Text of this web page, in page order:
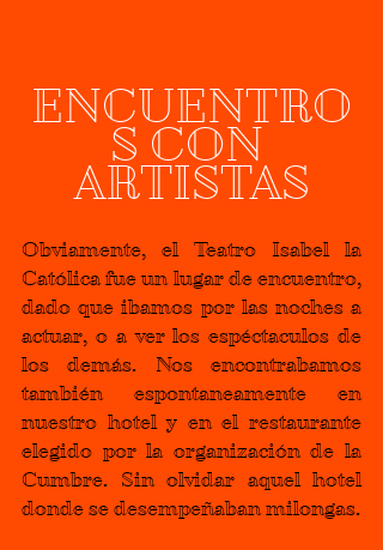
ENCUENTRO
S CON
ARTISTAS
Obviamente, el Teatro Isabel la
Católica fue un lugar de encuentro,
dado que ibamos por las noches a
actuar, o a ver los espéctaculos de
los demás. Nos encontrabamos
también espontaneamente en
nuestro hotel y en el restaurante
elegido por la organización de la
Cumbre. Sin olvidar aquel hotel
donde se desempeñaban milongas.